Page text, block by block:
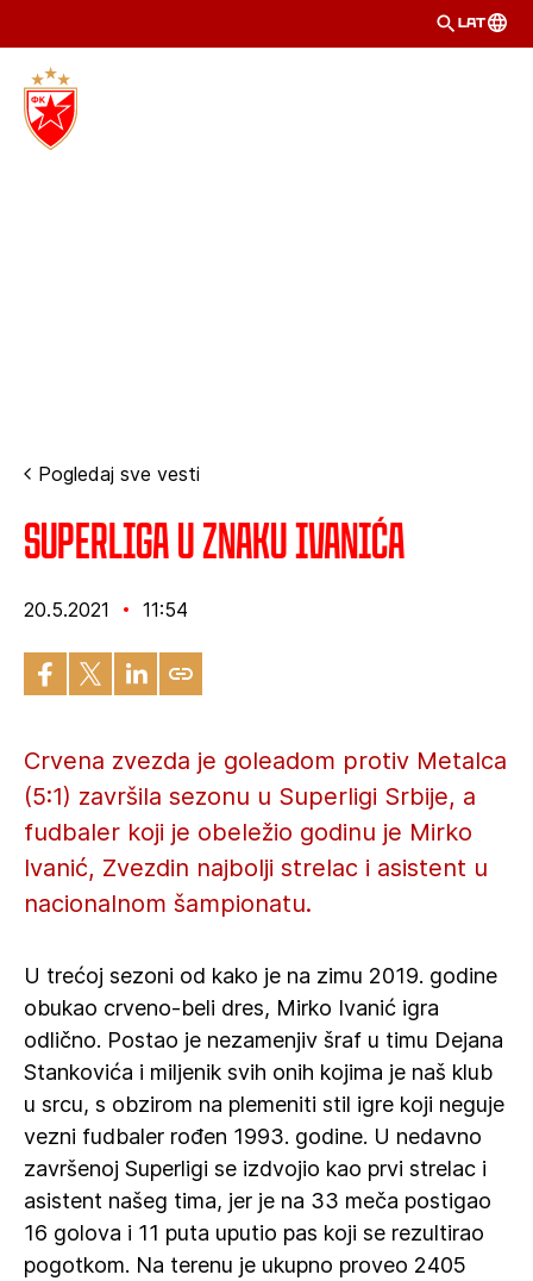
LAT
Pogledaj sve vesti
Superliga u znaku Ivanića
20.5.2021 11:54
Crvena zvezda je goleadom protiv Metalca
(5:1) završila sezonu u Superligi Srbije, a
fudbaler koji je obeležio godinu je Mirko
Ivanić, Zvezdin najbolji strelac i asistent u
nacionalnom šampionatu.
U trećoj sezoni od kako je na zimu 2019. godine
obukao crveno-beli dres, Mirko Ivanić igra
odlično. Postao je nezamenjiv šraf u timu Dejana
Stankovića i miljenik svih onih kojima je naš klub
u srcu, s obzirom na plemeniti stil igre koji neguje
vezni fudbaler rođen 1993. godine. U nedavno
završenoj Superligi se izdvojio kao prvi strelac i
asistent našeg tima, jer je na 33 meča postigao
16 golova i 11 puta uputio pas koji se rezultirao
pogotkom. Na terenu je ukupno proveo 2405